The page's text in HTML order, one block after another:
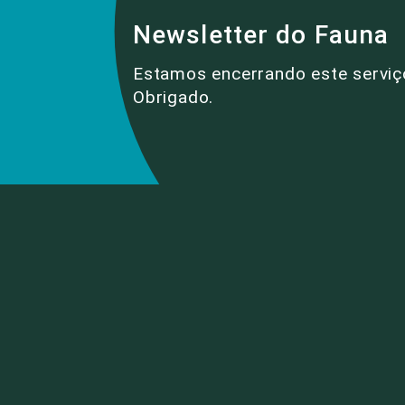
Newsletter do Fauna
Estamos encerrando este
Obrigado.